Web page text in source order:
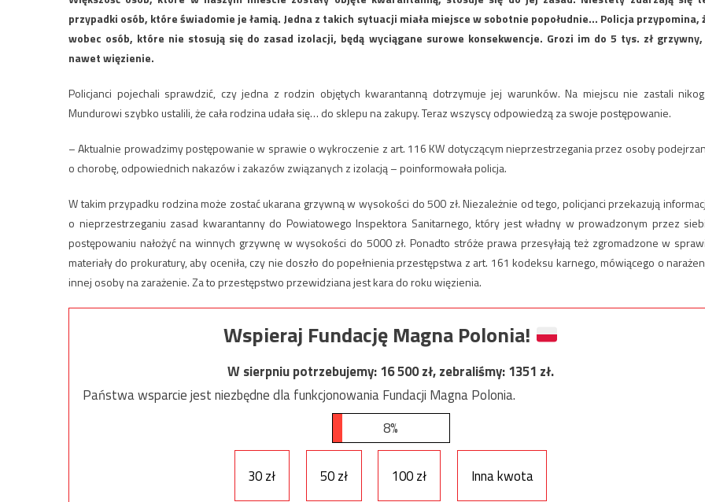
przypadki osób, które świadomie je łamią. Jedna z takich sytuacji miała miejsce w sobotnie popołudnie… Policja przypomina,
wobec osób, które nie stosują się do zasad izolacji, będą wyciągane surowe konsekwencje. Grozi im do 5 tys. zł
nawet więzienie.
Policjanci pojechali sprawdzić, czy jedna z rodzin objętych kwarantanną dotrzymuje jej warunków. Na miejscu nie zastali
Mundurowi szybko ustalili, że cała rodzina udała się… do sklepu na zakupy. Teraz wszyscy odpowiedzą za swoje postępowanie.
– Aktualnie prowadzimy postępowanie w sprawie o wykroczenie z art. 116 KW dotyczącym nieprzestrzegania przez osoby
o chorobę, odpowiednich nakazów i zakazów związanych z izolacją – poinformowała policja.
W takim przypadku rodzina może zostać ukarana grzywną w wysokości do 500 zł. Niezależnie od tego, policjanci przekazują
o nieprzestrzeganiu zasad kwarantanny do Powiatowego Inspektora Sanitarnego, który jest władny w prowadzonym przez
postępowaniu nałożyć na winnych grzywnę w wysokości do 5000 zł. Ponadto stróże prawa przesyłają też zgromadzone w
materiały do prokuratury, aby oceniła, czy nie doszło do popełnienia przestępstwa z art. 161 kodeksu karnego, mówiącego o
innej osoby na zarażenie. Za to przestępstwo przewidziana jest kara do roku więzienia.
Wspieraj Fundację Magna Polonia!
W sierpniu potrzebujemy:16 500zł, zebraliśmy:1351 zł.
Państwa wsparcie jest niezbędne dla funkcjonowania Fundacji Magna Polonia.
8%
30 zł 50 zł 100 zł
Inna kwota